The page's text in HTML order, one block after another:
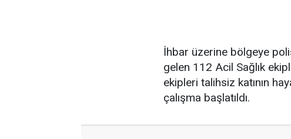
İhbar üzerine bölgeye
gelen 112 Acil Sağlık
ekipleri talihsiz katının
çalışma başlatıldı.